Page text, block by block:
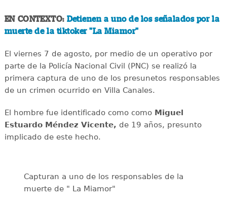
EN CONTEXTO: Detienen a uno de los señalados por la
muerte de la tiktoker "La Miamor"
El viernes 7 de agosto, por medio de un operativo por
parte de la Policía Nacional Civil (PNC) se realizó la
primera captura de uno de los presunetos responsables
de un crimen ocurrido en Villa Canales.
El hombre fue identificado como comoMiguel
Estuardo Méndez Vicente, de 19 años, presunto
implicado de este hecho.
Capturan a uno de los responsables de la
muerte de " La Miamor"